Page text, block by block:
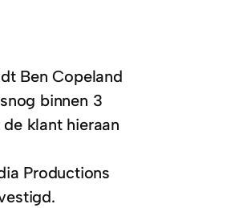
Ben Copeland
binnen 3
klant hieraan
Productions